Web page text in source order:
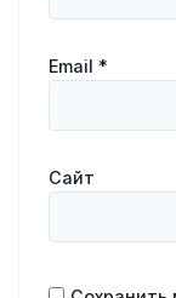
Email *
Сайт